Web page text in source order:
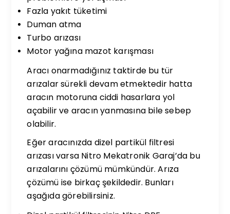
Fazla yakıt tüketimi
Duman atma
Turbo arızası
Motor yağına mazot karışması
Aracı onarmadığınız taktirde bu tür
arızalar sürekli devam etmektedir hatta
aracın motoruna ciddi hasarlara yol
açabilir ve aracın yanmasına bile sebep
olabilir.
Eğer aracınızda dizel partikül filtresi
arızası varsa Nitro Mekatronik Garaj’da bu
arızalarını çözümü mümkündür. Arıza
çözümü ise birkaç şekildedir. Bunları
aşağıda görebilirsiniz.